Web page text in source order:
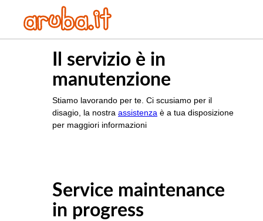
Il servizio è in
manutenzione
Stiamo lavorando per te. Ci scusiamo per il
disagio, la nostra assistenza è a tua disposizione
per maggiori informazioni
Service maintenance
in progress